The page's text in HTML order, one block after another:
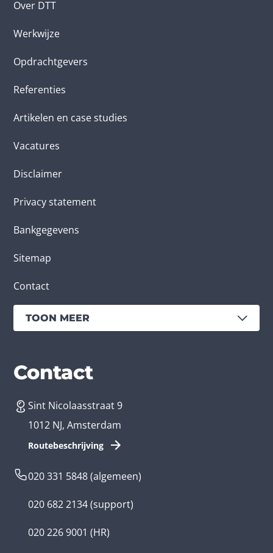
Over DTT
Werkwijze
Opdrachtgevers
Referenties
Artikelen en case studies
Vacatures
Disclaimer
Privacy statement
Bankgegevens
Sitemap
Contact
TOON MEER
Diensten
App laten maken
Branches
Bedrijfsapp
Contact
Sint Nicolaasstraat 9
1012 NJ, Amsterdam
Routebeschrijving
020 331 5848(algemeen)
020 682 2134(support)
020 226 9001 (HR)